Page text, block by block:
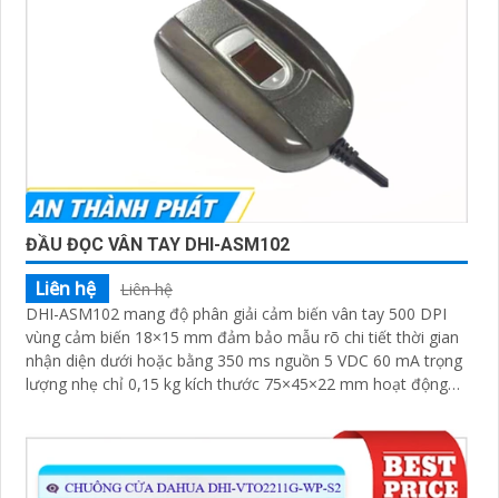
ĐẦU ĐỌC VÂN TAY DHI-ASM102
Liên hệ
Liên hệ
DHI-ASM102 mang độ phân giải cảm biến vân tay 500 DPI
vùng cảm biến 18×15 mm đảm bảo mẫu rõ chi tiết thời gian
nhận diện dưới hoặc bằng 350 ms nguồn 5 VDC 60 mA trọng
lượng nhẹ chỉ 0,15 kg kích thước 75×45×22 mm hoạt động